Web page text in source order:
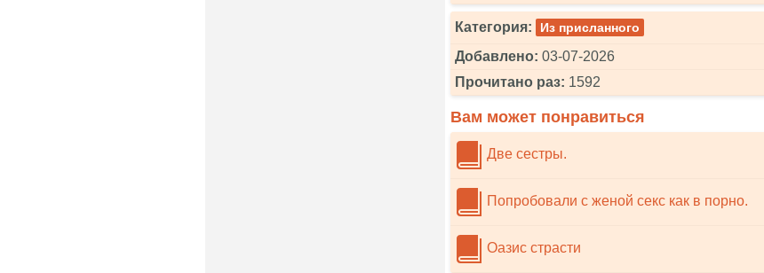
Категория: Из присланного
Добавлено: 03-07-2026
Прочитано раз: 1592
Вам может понравиться
Две сестры.
Попробовали с женой секс как в порно.
Оазис страсти